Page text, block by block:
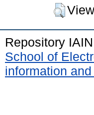
Repository
School of
information